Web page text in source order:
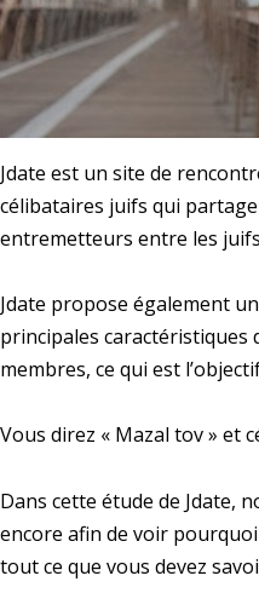
Jdate est un site de
célibataires juifs qui
entremetteurs entre les
Jdate propose également
principales caractéristiques
membres, ce qui est
Vous direz « Mazal tov » et
Dans cette étude de Jdate,
encore afin de voir
tout ce que vous devez